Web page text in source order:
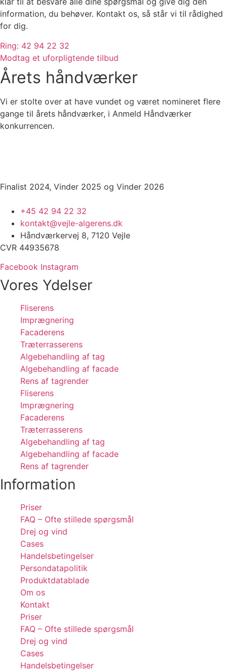
information, du behøver. Kontakt os, så står vi til rådighed
for dig.
Ring: 42 94 22 32
Modtag et uforpligtende tilbud
Årets håndværker
Vi er stolte over at have vundet og været nomineret flere
gange til årets håndværker, i Anmeld Håndværker
konkurrencen.
Finalist 2024, Vinder 2025 og Vinder 2026
+45 42 94 22 32
kontakt@vejle-algerens.dk
Håndværkervej 8, 7120 Vejle
CVR 44935678
Facebook Instagram
Vores Ydelser
Fliserens
Imprægnering
Facaderens
Træterrasserens
Algebehandling af tag
Algebehandling af facade
Rens af tagrender
Fliserens
Imprægnering
Facaderens
Træterrasserens
Algebehandling af tag
Algebehandling af facade
Rens af tagrender
Information
Priser
FAQ – Ofte stillede spørgsmål
Drej og vind
Cases
Handelsbetingelser
Persondatapolitik
Produktdatablade
Om os
Kontakt
Priser
FAQ – Ofte stillede spørgsmål
Drej og vind
Cases
Handelsbetingelser